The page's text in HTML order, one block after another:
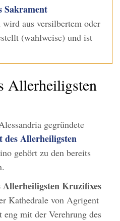
Sakrament
aus versilbertem oder
(wahlweise) und ist
Allerheiligsten
gegründete
des Allerheiligsten
gehört zu den bereits
Kruzifixes
Kathedrale von Agrigent
mit der Verehrung des